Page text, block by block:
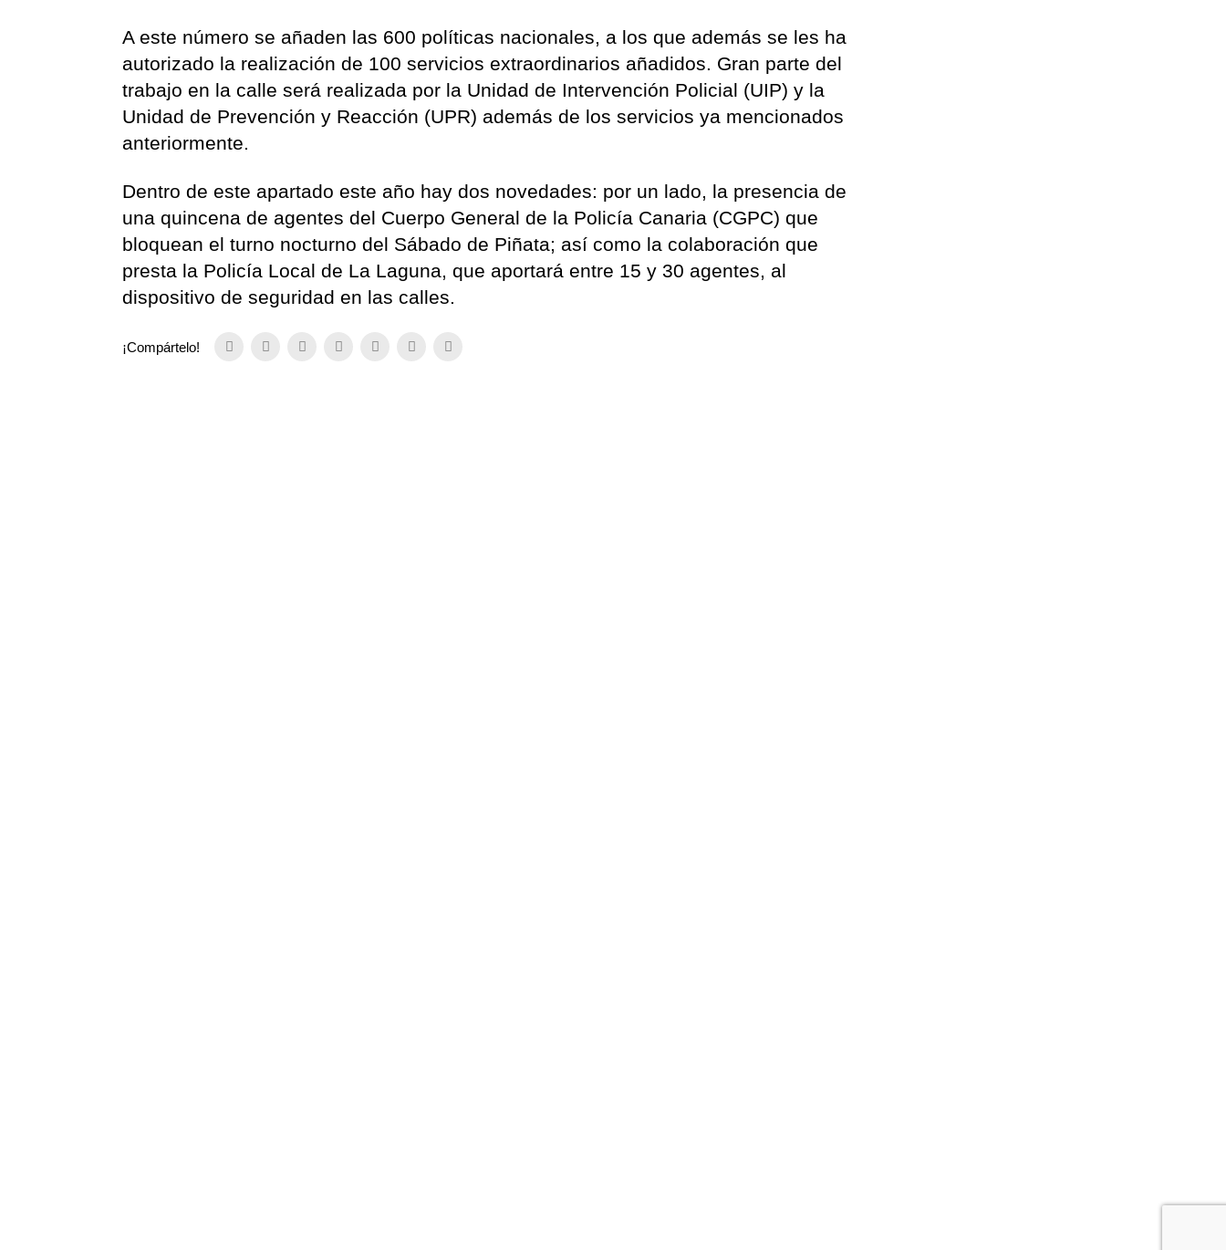
A este número se añaden las 600 políticas nacionales, a los que además se les ha
autorizado la realización de 100 servicios extraordinarios añadidos. Gran parte del
trabajo en la calle será realizada por la Unidad de Intervención Policial (UIP) y la
Unidad de Prevención y Reacción (UPR) además de los servicios ya mencionados
anteriormente.
Dentro de este apartado este año hay dos novedades: por un lado, la presencia de
una quincena de agentes del Cuerpo General de la Policía Canaria (CGPC) que
bloquean el turno nocturno del Sábado de Piñata; así como la colaboración que
presta la Policía Local de La Laguna, que aportará entre 15 y 30 agentes, al
dispositivo de seguridad en las calles.
¡Compártelo!